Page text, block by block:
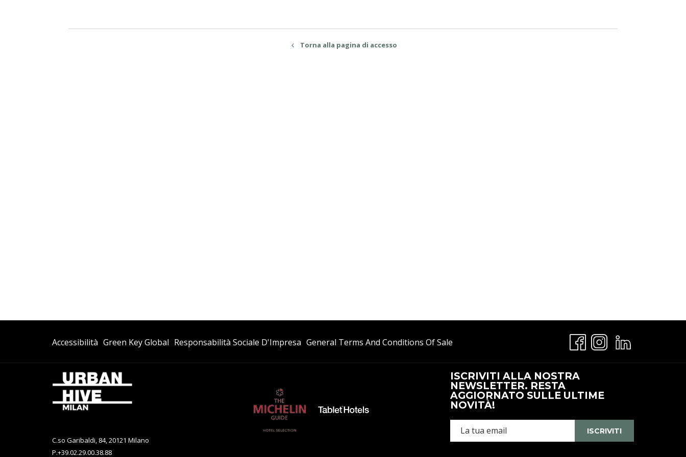
Torna alla pagina di accesso
Accessibilità Si
In
Una
Nuova
Scheda
Green Key Global Si
In
Responsabilità Sociale D'Impresa Si
In
Scheda
General Terms And Conditions Of Sale
In
Una
Nuova
Scheda
C.so Garibaldi, 84, 20121 Milano
P.+39.02.29.00.38.88
ISCRIVITI ALLA NOSTRA
NEWSLETTER. RESTA
AGGIORNATO SULLE ULTIME
NOVITÀ!
ISCRIVITI